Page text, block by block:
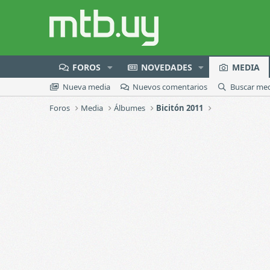
FOROS NOVEDADES MEDIA
Nueva media Nuevos comentarios
Buscar
Foros
Media Álbumes Bicitón 2011